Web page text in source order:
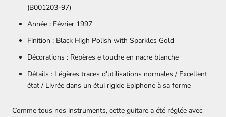
(B001203-97)
Année : Février 1997
Finition : Black High Polish with Sparkles Gold
Décorations : Repères e touche en nacre blanche
Détails : Légères traces d'utilisations normales / Excellent
état / Livrée dans un étui rigide Epiphone à sa forme
Comme tous nos instruments, cette guitare a été réglée avec